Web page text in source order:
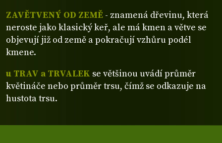
ZAVĚTVENÝ OD ZEMĚ - znamená dřevinu, která
neroste jako klasický keř, ale má kmen a větve se
objevují již od země a pokračují vzhůru podél
kmene.
u TRAV a TRVALEK se většinou uvádí průměr
květináče nebo průměr trsu, čímž se odkazuje na
hustota trsu.